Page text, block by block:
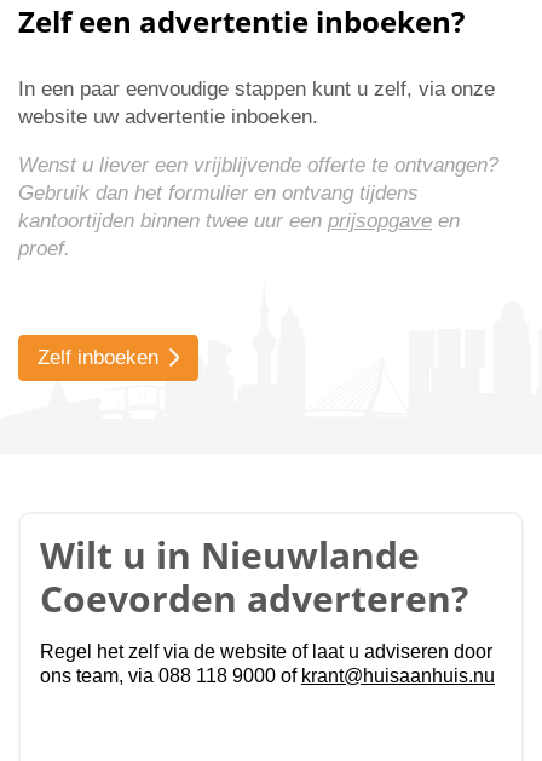
Zelf een advertentie inboeken?
In een paar eenvoudige stappen kunt u zelf, via onze
website uw advertentie inboeken.
Wenst u liever een vrijblijvende offerte te ontvangen?
Gebruik dan het formulier en ontvang tijdens
kantoortijden binnen twee uur een prijsopgave en
proef.
Zelf inboeken
Wilt u in Nieuwlande
Coevorden adverteren?
Regel het zelf via de website of laat u adviseren door
ons team, via 088 118 9000 of krant@huisaanhuis.nu